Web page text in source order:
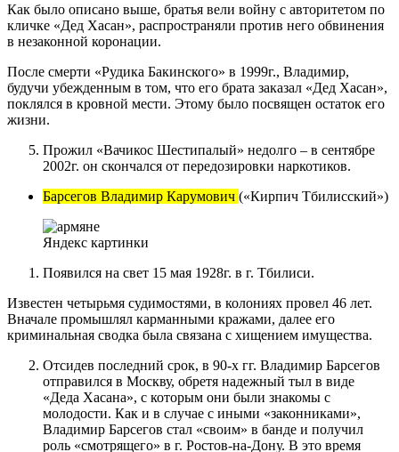
Как было описано выше, братья вели войну с авторитетом по
кличке «Дед Хасан», распространяли против него обвинения
в незаконной коронации.
После смерти «Рудика Бакинского» в 1999г., Владимир,
будучи убежденным в том, что его брата заказал «Дед Хасан»,
поклялся в кровной мести. Этому было посвящен остаток его
жизни.
Прожил «Вачикос Шестипалый» недолго – в сентябре
2002г. он скончался от передозировки наркотиков.
Барсегов Владимир Карумович («Кирпич Тбилисский»)
Яндекс картинки
Появился на свет 15 мая 1928г. в г. Тбилиси.
Известен четырьмя судимостями, в колониях провел 46 лет.
Вначале промышлял карманными кражами, далее его
криминальная сводка была связана с хищением имущества.
Отсидев последний срок, в 90-х гг. Владимир Барсегов
отправился в Москву, обретя надежный тыл в виде
«Деда Хасана», с которым они были знакомы с
молодости. Как и в случае с иными «законниками»,
Владимир Барсегов стал «своим» в банде и получил
роль «смотрящего» в г. Ростов-на-Дону. В это время